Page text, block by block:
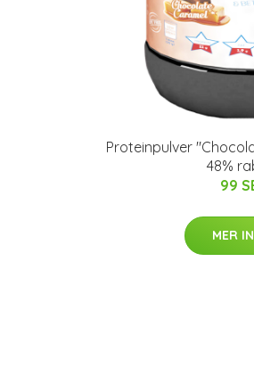
Proteinpulver
48%
99
MER